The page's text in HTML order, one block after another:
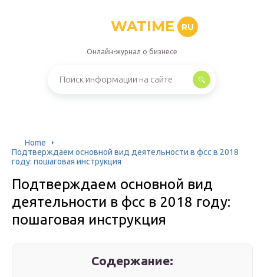
WATIME RU
Онлайн-журнал о бизнесе
Home
Подтверждаем основной вид деятельности в фсс в 2018
году: пошаговая инструкция
Подтверждаем основной вид
деятельности в фсс в 2018 году:
пошаговая инструкция
Содержание: